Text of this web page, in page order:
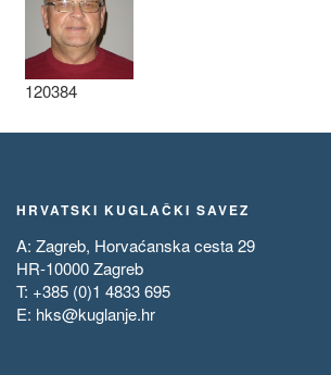
120384
HRVATSKI KUGLAČKI SAVEZ
A: Zagreb, Horvaćanska cesta 29
HR-10000 Zagreb
T: +385 (0)1 4833 695
E: hks@kuglanje.hr